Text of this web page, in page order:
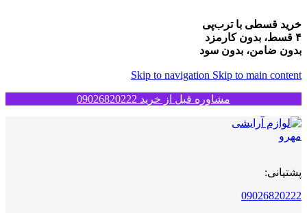
خرید قسطی با ترب‌پی
۴ قسط، بدون کارمزد
بدون ضامن، بدون سود
Skip to navigation Skip to main content
مشاوره قبل از خرید 09026820222
پشتیانی:
09026820222